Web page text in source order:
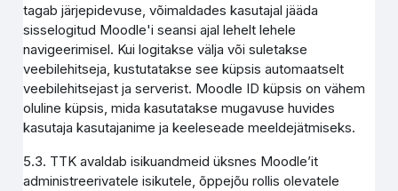
tagab järjepidevuse, võimaldades kasutajal jääda
sisselogitud Moodle'i seansi ajal lehelt lehele
navigeerimisel. Kui logitakse välja või suletakse
veebilehitseja, kustutatakse see küpsis automaatselt
veebilehitsejast ja serverist. Moodle ID küpsis on vähem
oluline küpsis, mida kasutatakse mugavuse huvides
kasutaja kasutajanime ja keeleseade meeldejätmiseks.
5.3. TTK avaldab isikuandmeid üksnes Moodle’it
administreerivatele isikutele, õppejõu rollis olevatele